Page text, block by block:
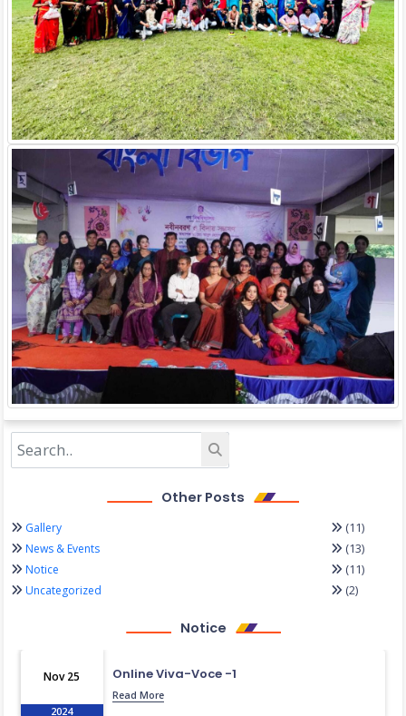
Other Posts
Gallery (11)
News & Events (13)
Notice (11)
Uncategorized (2)
Notice
Nov 25
2024
Online Viva-Voce -1
Read More